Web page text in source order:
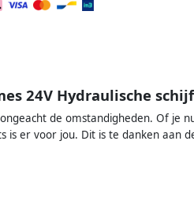
24V Hydraulische
de omstandigheden. Of je
er voor jou. Dit is te danken aan